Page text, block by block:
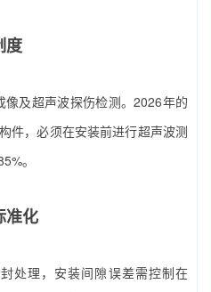
度
及超声波探伤检测。2026年的
件，必须在安装前进行超声波测
。
准化
处理，安装间隙误差需控制在